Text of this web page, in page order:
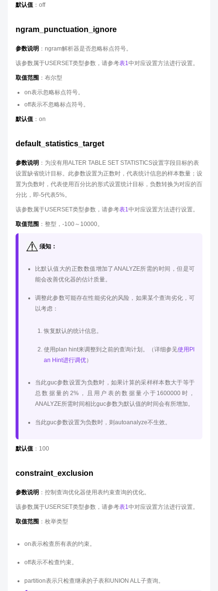
默认值 ：off
ngram_punctuation_ignore
参数说明 ：ngram解析器是否忽略标点符号。
该参数属于USERSET类型参数，请参考表1中对应设置方法进行设置。
取值范围 ：布尔型
on表示忽略标点符号。
off表示不忽略标点符号。
默认值 ：on
default_statistics_target
参数说明 ：为没有用ALTER TABLE SET STATISTICS设置字段目标的表
设置缺省统计目标。此参数设置为正数时，代表统计信息的样本数量；设
置为负数时，代表使用百分比的形式设置统计目标，负数转换为对应的百
分比，即-5代表5%。
该参数属于USERSET类型参数，请参考表1中对应设置方法进行设置。
取值范围 ：整型，-100～10000。
须知：
比默认值大的正数数值增加了ANALYZE所需的时间，但是可
能会改善优化器的估计质量。
调整此参数可能存在性能劣化的风险，如果某个查询劣化，可
以考虑：
恢复默认的统计信息。
使用plan hint来调整到之前的查询计划。（详细参见使用Pl
an Hint进行调优）
当此guc参数设置为负数时，如果计算的采样样本数大于等于
总数据量的2%，且用户表的数据量小于1600000时，
ANALYZE所需时间相比guc参数为默认值的时间会有所增加。
当此guc参数设置为负数时，则autoanalyze不生效。
默认值 ：100
constraint_exclusion
参数说明 ：控制查询优化器使用表约束查询的优化。
该参数属于USERSET类型参数，请参考表1中对应设置方法进行设置。
取值范围 ：枚举类型
on表示检查所有表的约束。
off表示不检查约束。
partition表示只检查继承的子表和UNION ALL子查询。